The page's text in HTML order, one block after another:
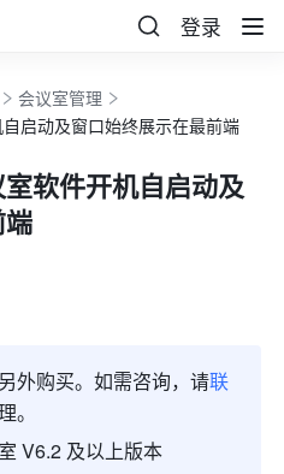
登录
会议室管理
启动及窗口始终展示在最前端
软件开机自启动及
外购买。如需咨询，请联
。
V6.2 及以上版本